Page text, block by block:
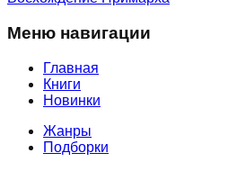
Меню навигации
Главная
Книги
Новинки
Жанры
Подборки